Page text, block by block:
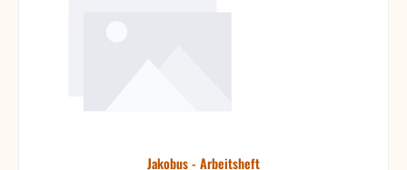
Jakobus - Arbeitsheft